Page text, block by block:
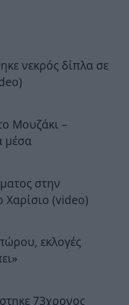
νεκρός δίπλα σε
Μουζάκι –
μέσα
στην
Χαρίσιο (video)
εκλογές
73χρονος